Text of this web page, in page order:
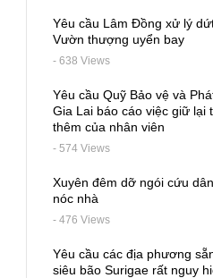
Yêu cầu Lâm Đồng xử lý
Vườn thượng uyển bay
- 638 Views
Yêu cầu Quỹ Bảo vệ và
Gia Lai báo cáo việc giữ lại
thêm của nhân viên
- 574 Views
Xuyên đêm dỡ ngói cứu
nóc nhà
- 476 Views
Yêu cầu các địa phương
siêu bão Surigae rất nguy